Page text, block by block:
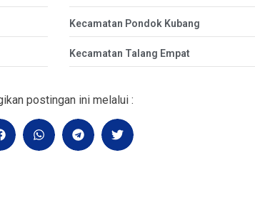
Kecamatan Pondok Kubang
Kecamatan Talang Empat
postingan ini melalui :